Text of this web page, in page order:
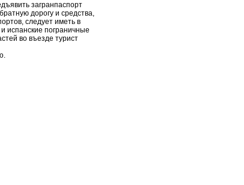
загранпаспорт
дорогу и средства,
следует иметь в
испанские пограничные
во въезде турист